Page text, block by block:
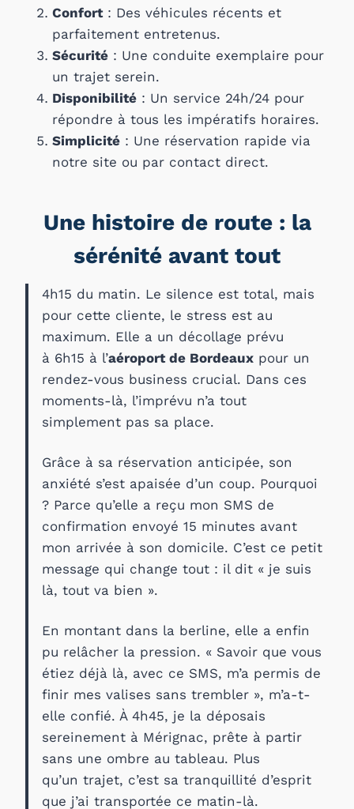
Confort: Des véhicules récents et
parfaitement entretenus.
Sécurité : Une conduite exemplaire pour
un trajet serein.
Disponibilité : Un service 24h/24 pour
répondre à tous les impératifs horaires.
Simplicité : Une réservation rapide via
notre site ou par contact direct.
Une histoire de route : la
sérénité avant tout
4h15 du matin. Le silence est total, mais
pour cette cliente, le stress est au
maximum. Elle a un décollage prévu
à 6h15 à l’aéroport de Bordeaux pour un
rendez-vous business crucial. Dans ces
moments-là, l’imprévu n’a tout
simplement pas sa place.
Grâce à sa réservation anticipée, son
anxiété s’est apaisée d’un coup. Pourquoi
? Parce qu’elle a reçu mon SMS de
confirmation envoyé 15 minutes avant
mon arrivée à son domicile. C’est ce petit
message qui change tout : il dit « je suis
là, tout va bien ».
En montant dans la berline, elle a enfin
pu relâcher la pression. « Savoir que vous
étiez déjà là, avec ce SMS, m’a permis de
finir mes valises sans trembler », m’a-t-
elle confié. À 4h45, je la déposais
sereinement à Mérignac, prête à partir
sans une ombre au tableau. Plus
qu’un trajet, c’est sa tranquillité d’esprit
que j’ai transportée ce matin-là.